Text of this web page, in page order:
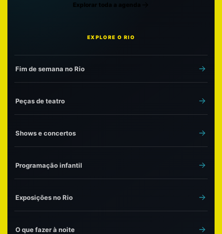
Explorar toda a agenda
EXPLORE O RIO
Fim de semana no Rio
Peças de teatro
Shows e concertos
Programação infantil
Exposições no Rio
O que fazer à noite